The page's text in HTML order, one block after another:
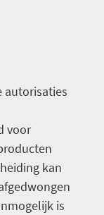
autorisaties
voor
kan
is